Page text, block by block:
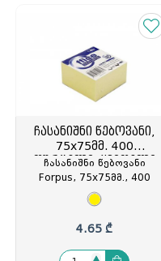
ჩასანიშნი წებოვანი,
75x75მმ. 400
ფურცელი, ყვითელი
ჩასანიშნი წებოვანი
Forpus, 75x75მმ., 400
ფურცელი, ყვითელი,
FO42007, FOP-420074
4.65 ₾